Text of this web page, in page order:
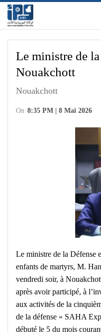
Le ministre de
Nouakchott
Nouakchott
On 8:35 PM | 8 Mai 2026
Le ministre de la Défense
enfants de martyrs, M.
vendredi soir, à
après avoir participé, à
aux activités de la
de la défense « SAHA
débuté le 5 du mois